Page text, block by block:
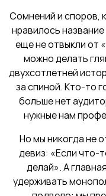
Сомнений и споров,
нравилось
еще не отвыкли от
можно делать
двухсотлетней
за спиной. Кто-то
больше нет
нужные нам
Но мы никогда не
девиз: «Если что-
делай». А
удерживать